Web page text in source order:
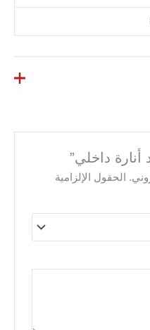
داخلي”
الحقول الإلزامية